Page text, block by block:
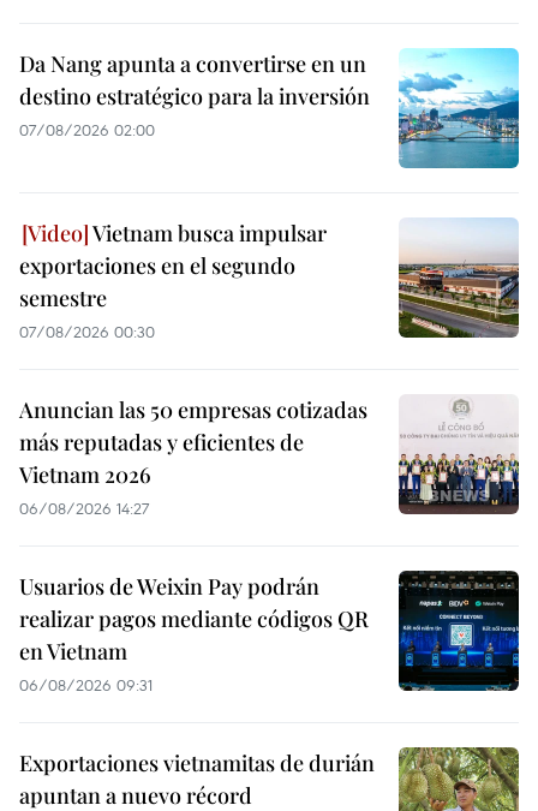
Da Nang apunta a convertirse en un
destino estratégico para la inversión
07/08/2026 02:00
Vietnam busca impulsar
exportaciones en el segundo
semestre
07/08/2026 00:30
Anuncian las 50 empresas cotizadas
más reputadas y eficientes de
Vietnam 2026
06/08/2026 14:27
Usuarios de Weixin Pay podrán
realizar pagos mediante códigos QR
en Vietnam
06/08/2026 09:31
Exportaciones vietnamitas de durián
apuntan a nuevo récord